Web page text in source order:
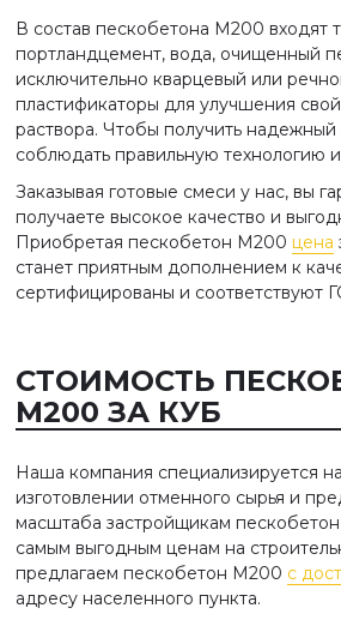
В состав пескобетона М200 входят
портландцемент, вода, очищенный
исключительно кварцевый или
пластификаторы для улучшения
раствора. Чтобы получить надежный
соблюдать правильную технологию
Заказывая готовые смеси у нас, вы
получаете высокое качество и
Приобретая пескобетон М200 цена
станет приятным дополнением к
сертифицированы и соответствуют
СТОИМОСТЬ
М200 ЗА КУБ
Наша компания специализируется
изготовлении отменного сырья и
масштаба застройщикам
самым выгодным ценам на
предлагаем пескобетон М200 с
адресу населенного пункта.